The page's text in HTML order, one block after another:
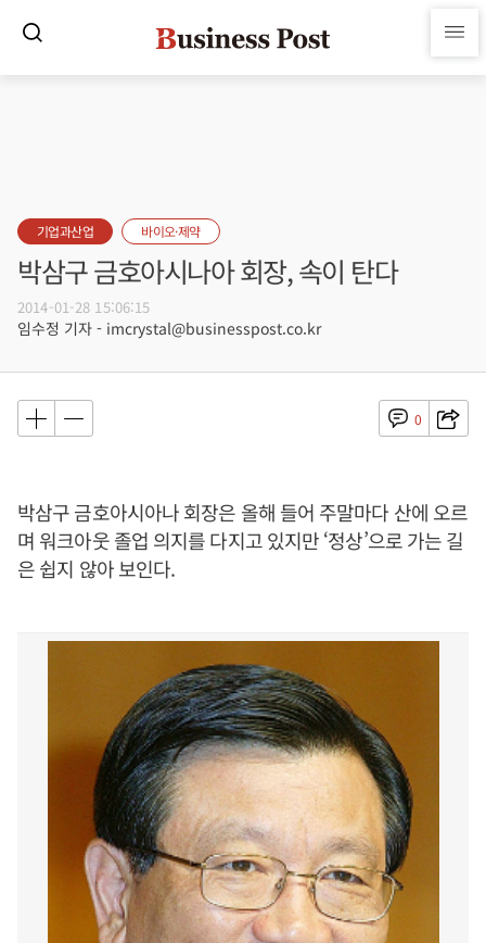
기업과산업 바이오·제약
박삼구 금호아시나아 회장, 속이 탄다
2014-01-28 15:06:15
임수정 기자 - imcrystal@businesspost.co.kr
0
박삼구 금호아시아나 회장은 올해 들어 주말마다 산에 오르
며 워크아웃 졸업 의지를 다지고 있지만 ‘정상’으로 가는 길
은 쉽지 않아 보인다.